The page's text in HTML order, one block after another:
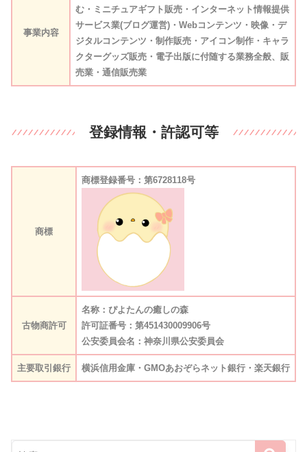
事業内容
む・ミニチュアギフト販売・インターネット情報提供
サービス業(ブログ運営)・Webコンテンツ・映像・デ
ジタルコンテンツ・制作販売・アイコン制作・キャラ
クターグッズ販売・電子出版に付随する業務全般、販
売業・通信販売業
登録情報・許認可等
商標
商標登録番号：第6728118号
古物商許可
名称：ぴよたんの癒しの森
許可証番号：第451430009906号
公安委員会名：神奈川県公安委員会
主要取引銀行 横浜信用金庫・GMOあおぞらネット銀行・楽天銀行